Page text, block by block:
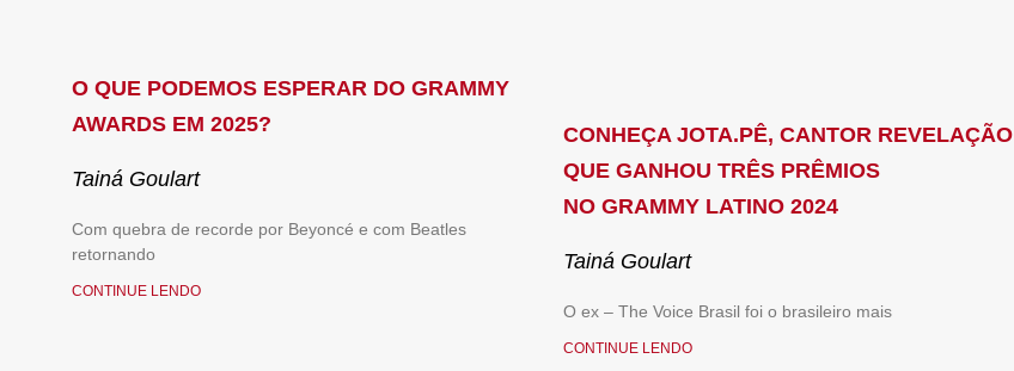
O QUE PODEMOS ESPERAR DO GRAMMY
AWARDS EM 2025?
Tainá Goulart
Com quebra de recorde por Beyoncé e com Beatles
retornando
CONTINUE LENDO
CONHEÇA JOTA.PÊ, CANTOR REVELAÇÃO
QUE GANHOU TRÊS PRÊMIOS
NO GRAMMY LATINO 2024
Tainá Goulart
O ex – The Voice Brasil foi o brasileiro mais
CONTINUE LENDO